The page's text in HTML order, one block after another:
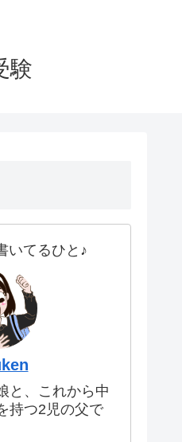
験
いてるひと♪
と、これから中
持つ2児の父で